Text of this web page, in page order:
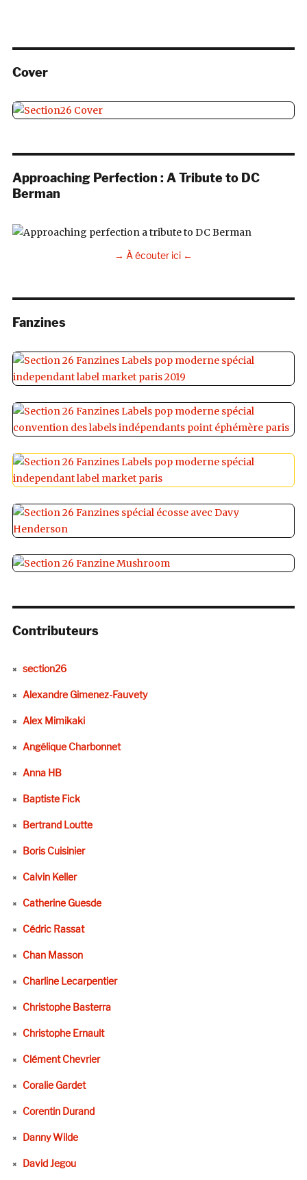
Cover
Approaching Perfection : A Tribute to DC
Berman
→ À écouter ici ←
Fanzines
Contributeurs
section26
Alexandre Gimenez-Fauvety
Alex Mimikaki
Angélique Charbonnet
Anna HB
Baptiste Fick
Bertrand Loutte
Boris Cuisinier
Calvin Keller
Catherine Guesde
Cédric Rassat
Chan Masson
Charline Lecarpentier
Christophe Basterra
Christophe Ernault
Clément Chevrier
Coralie Gardet
Corentin Durand
Danny Wilde
David Jegou